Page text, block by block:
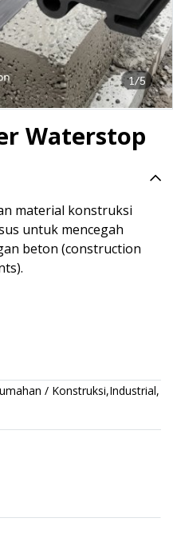
1/5
Waterstop
material konstruksi
untuk mencegah
beton (construction
/ Konstruksi,Industrial,